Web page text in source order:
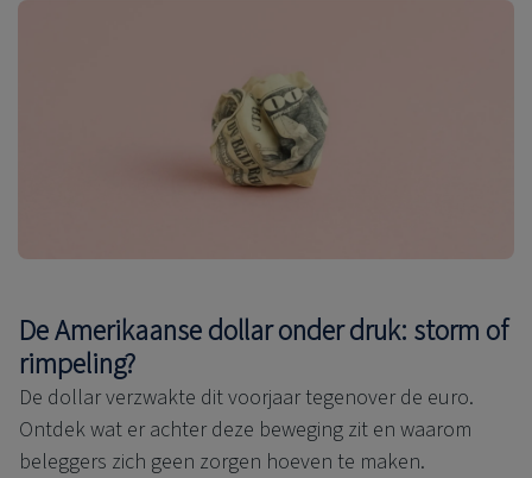
De Amerikaanse dollar onder druk: storm of
rimpeling?
De dollar verzwakte dit voorjaar tegenover de euro.
Ontdek wat er achter deze beweging zit en waarom
beleggers zich geen zorgen hoeven te maken.